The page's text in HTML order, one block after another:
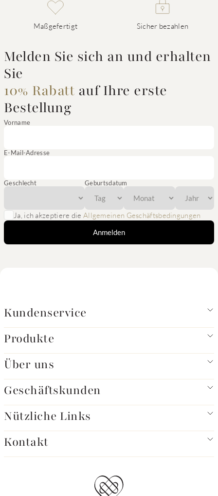
Maßgefertigt Sicher bezahlen
Melden Sie sich an und erhalten
Sie
10% Rabatt auf Ihre erste
Bestellung
Vorname
E-Mail-Adresse
Geschlecht Geburtsdatum
Ja, ich akzeptiere die Allgemeinen Geschäftsbedingungen
Anmelden
Kundenservice
Produkte
Über uns
Geschäftskunden
Nützliche Links
Kontakt